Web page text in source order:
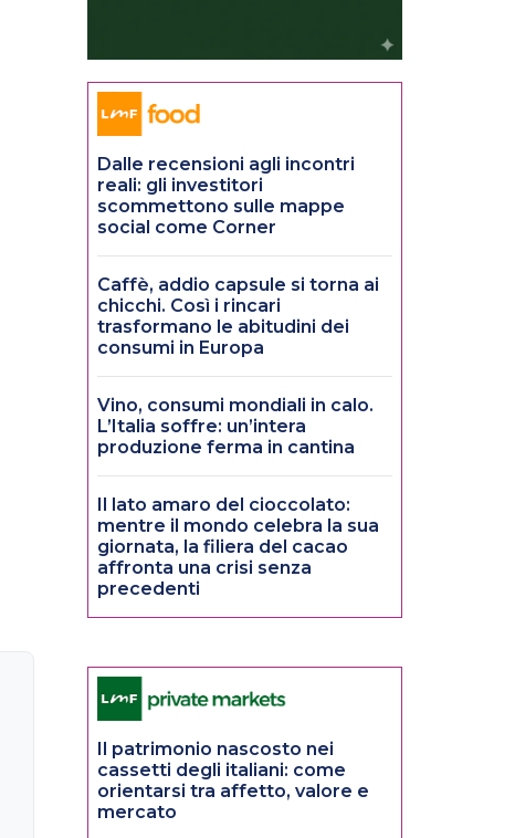
Dalle recensioni agli incontri
reali: gli investitori
scommettono sulle mappe
social come Corner
Caffè, addio capsule si torna ai
chicchi. Così i rincari
trasformano le abitudini dei
consumi in Europa
Vino, consumi mondiali in calo.
L’Italia soffre: un’intera
produzione ferma in cantina
Il lato amaro del cioccolato:
mentre il mondo celebra la sua
giornata, la filiera del cacao
affronta una crisi senza
precedenti
Il patrimonio nascosto nei
cassetti degli italiani: come
orientarsi tra affetto, valore e
mercato